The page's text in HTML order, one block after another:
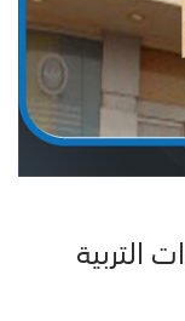
التربية